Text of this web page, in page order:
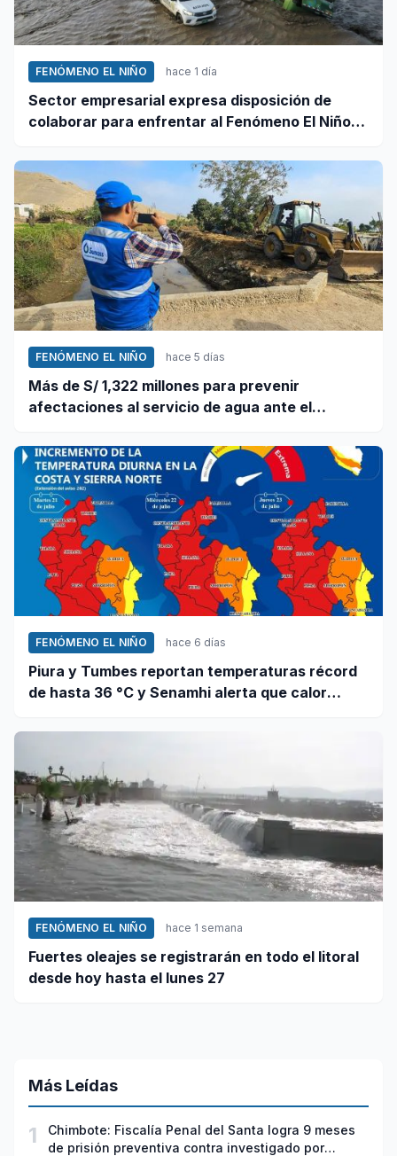
FENÓMENO EL NIÑO hace 1 día
Sector empresarial expresa disposición de
colaborar para enfrentar al Fenómeno El Niño,
FENÓMENO EL NIÑO hace 5 días
Más de S/ 1,322 millones para prevenir
afectaciones al servicio de agua ante el
FENÓMENO EL NIÑO hace 6 días
Piura y Tumbes reportan temperaturas récord
de hasta 36 °C y Senamhi alerta que calor
FENÓMENO EL NIÑO hace 1 semana
Fuertes oleajes se registrarán en todo el litoral
desde hoy hasta el lunes 27
Más Leídas
1
Chimbote: Fiscalía Penal del Santa logra 9 meses
de prisión preventiva contra investigado por